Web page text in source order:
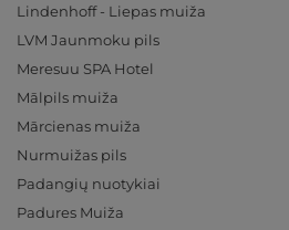
Lindenhoff - Liepas muiža
LVM Jaunmoku pils
Meresuu SPA Hotel
Mālpils muiža
Mārcienas muiža
Nurmuižas pils
Padangių nuotykiai
Padures Muiža